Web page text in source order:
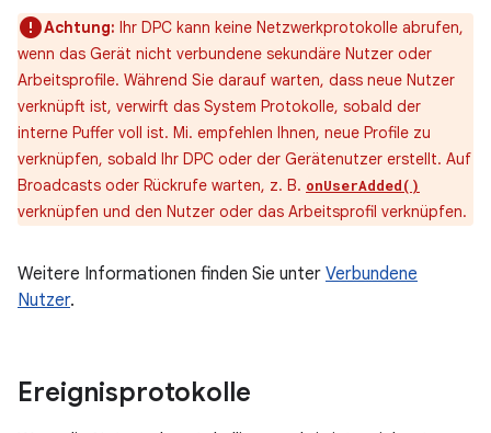
Achtung: Ihr DPC kann keine Netzwerkprotokolle abrufen,
wenn das Gerät nicht verbundene sekundäre Nutzer oder
Arbeitsprofile. Während Sie darauf warten, dass neue Nutzer
verknüpft ist, verwirft das System Protokolle, sobald der
interne Puffer voll ist. Mi. empfehlen Ihnen, neue Profile zu
verknüpfen, sobald Ihr DPC oder der Gerätenutzer erstellt. Auf
Broadcasts oder Rückrufe warten, z. B. onUserAdded()
verknüpfen und den Nutzer oder das Arbeitsprofil verknüpfen.
Weitere Informationen finden Sie unter Verbundene
Nutzer.
Ereignisprotokolle